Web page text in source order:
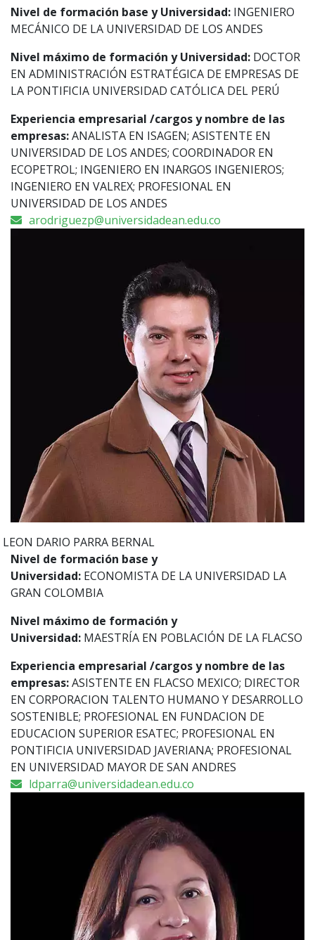
Nivel de formación base y Universidad: INGENIERO
MECÁNICO DE LA UNIVERSIDAD DE LOS ANDES
Nivel máximo de formación y Universidad: DOCTOR
EN ADMINISTRACIÓN ESTRATÉGICA DE EMPRESAS DE
LA PONTIFICIA UNIVERSIDAD CATÓLICA DEL PERÚ
Experiencia empresarial /cargos y nombre de las
empresas:ANALISTA EN ISAGEN; ASISTENTE EN
UNIVERSIDAD DE LOS ANDES; COORDINADOR EN
ECOPETROL; INGENIERO EN INARGOS INGENIEROS;
INGENIERO EN VALREX; PROFESIONAL EN
UNIVERSIDAD DE LOS ANDES
arodriguezp@universidadean.edu.co
LEON DARIO PARRA BERNAL
Nivel de formación base y
Universidad: ECONOMISTA DE LA UNIVERSIDAD LA
GRAN COLOMBIA
Nivel máximo de formación y
Universidad: MAESTRÍA EN POBLACIÓN DE LA FLACSO
Experiencia empresarial /cargos y nombre de las
empresas:ASISTENTE EN FLACSO MEXICO; DIRECTOR
EN CORPORACION TALENTO HUMANO Y DESARROLLO
SOSTENIBLE; PROFESIONAL EN FUNDACION DE
EDUCACION SUPERIOR ESATEC; PROFESIONAL EN
PONTIFICIA UNIVERSIDAD JAVERIANA; PROFESIONAL
EN UNIVERSIDAD MAYOR DE SAN ANDRES
ldparra@universidadean.edu.co